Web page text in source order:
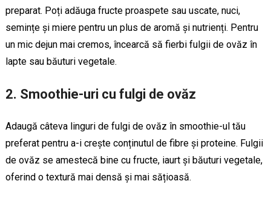
preparat. Poți adăuga fructe proaspete sau uscate, nuci,
semințe și miere pentru un plus de aromă și nutrienți. Pentru
un mic dejun mai cremos, încearcă să fierbi fulgii de ovăz în
lapte sau băuturi vegetale.
2. Smoothie-uri cu fulgi de ovăz
Adaugă câteva linguri de fulgi de ovăz în smoothie-ul tău
preferat pentru a-i crește conținutul de fibre și proteine. Fulgii
de ovăz se amestecă bine cu fructe, iaurt și băuturi vegetale,
oferind o textură mai densă și mai sățioasă.